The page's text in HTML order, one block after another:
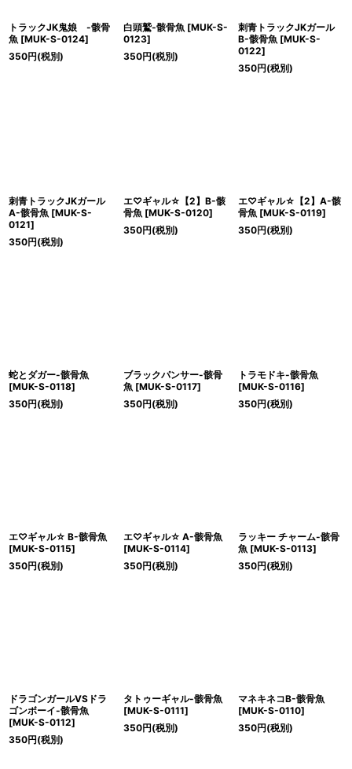
トラックJK鬼娘 -骸骨
魚 [MUK-S-0124]
350円(税別)
白頭鷲-骸骨魚 [MUK-S-
0123]
350円(税別)
刺青トラックJKガール
B-骸骨魚 [MUK-S-
0122]
350円(税別)
刺青トラックJKガール
A-骸骨魚 [MUK-S-
0121]
350円(税別)
エ♡ギャル☆【2】B-骸
骨魚 [MUK-S-0120]
350円(税別)
エ♡ギャル☆【2】A-骸
骨魚 [MUK-S-0119]
350円(税別)
蛇とダガー-骸骨魚
[MUK-S-0118]
350円(税別)
ブラックパンサー-骸骨
魚 [MUK-S-0117]
350円(税別)
トラモドキ-骸骨魚
[MUK-S-0116]
350円(税別)
エ♡ギャル☆ B-骸骨魚
[MUK-S-0115]
350円(税別)
エ♡ギャル☆ A-骸骨魚
[MUK-S-0114]
350円(税別)
ラッキー チャーム-骸骨
魚 [MUK-S-0113]
350円(税別)
ドラゴンガールVSドラ
ゴンボーイ-骸骨魚
[MUK-S-0112]
350円(税別)
タトゥーギャル-骸骨魚
[MUK-S-0111]
350円(税別)
マネキネコB-骸骨魚
[MUK-S-0110]
350円(税別)